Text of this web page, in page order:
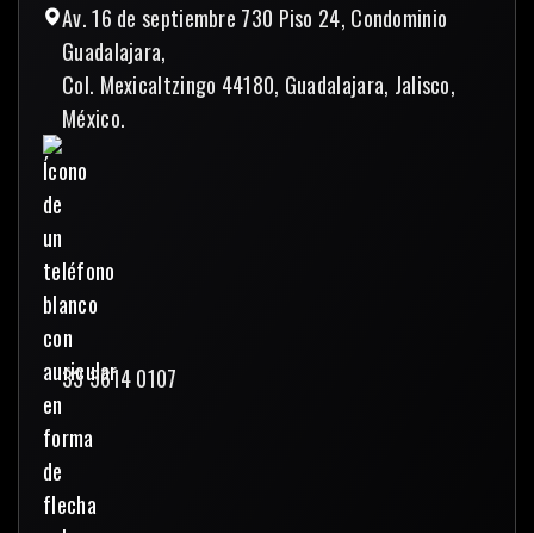
Av. 16 de septiembre 730 Piso 24, Condominio
Guadalajara,
Col. Mexicaltzingo 44180, Guadalajara, Jalisco,
México.
33 3614 0107